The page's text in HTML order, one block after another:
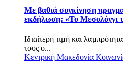
Με βαθιά συγκίνηση
εκδήλωση: «Το Μεσολόγγι
Ιδιαίτερη τιμή και
τους ο...
Κεντρική Μακεδονία